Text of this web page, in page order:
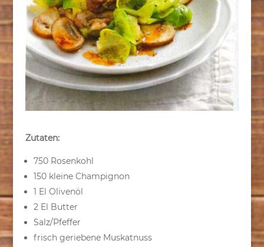
Zutaten:
750 Rosenkohl
150 kleine Champignon
1 El Olivenöl
2 El Butter
Salz/Pfeffer
frisch geriebene Muskatnuss